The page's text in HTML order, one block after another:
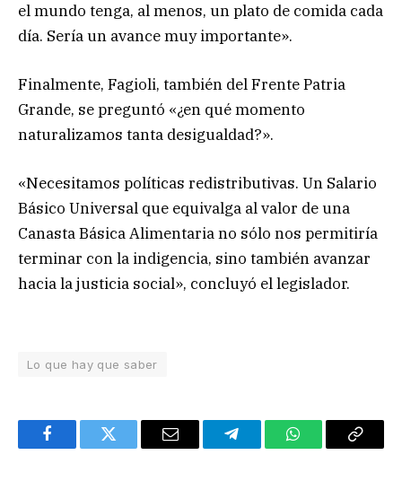
el mundo tenga, al menos, un plato de comida cada
día. Sería un avance muy importante».
Finalmente, Fagioli, también del Frente Patria
Grande, se preguntó «¿en qué momento
naturalizamos tanta desigualdad?».
«Necesitamos políticas redistributivas. Un Salario
Básico Universal que equivalga al valor de una
Canasta Básica Alimentaria no sólo nos permitiría
terminar con la indigencia, sino también avanzar
hacia la justicia social», concluyó el legislador.
Lo que hay que saber
FacebookTwitter Email TelegramWhatsAppCopy